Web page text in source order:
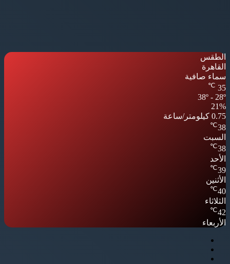
الطقس
القاهرة
سماء صافية
35
℃
38º - 28º
21%
0.75 كيلومتر/ساعة
38
℃
السبت
38
℃
الأحد
39
℃
الأثنين
40
℃
الثلاثاء
42
℃
الأربعاء